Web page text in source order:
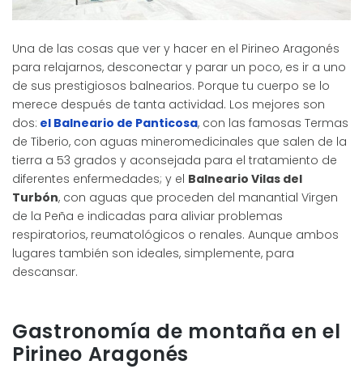
Una de las cosas que ver y hacer en el Pirineo Aragonés
para relajarnos, desconectar y parar un poco, es ir a uno
de sus prestigiosos balnearios. Porque tu cuerpo se lo
merece después de tanta actividad. Los mejores son
dos: el Balneario de Panticosa, con las famosas Termas
de Tiberio, con aguas mineromedicinales que salen de la
tierra a 53 grados y aconsejada para el tratamiento de
diferentes enfermedades; y el Balneario Vilas del
Turbón, con aguas que proceden del manantial Virgen
de la Peña e indicadas para aliviar problemas
respiratorios, reumatológicos o renales. Aunque ambos
lugares también son ideales, simplemente, para
descansar.
Gastronomía de montaña en el
Pirineo Aragonés